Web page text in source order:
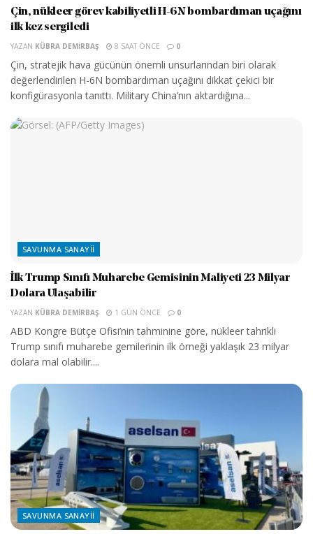
Çin, nükleer görev kabiliyetli H-6N bombardıman uçağını
ilk kez sergiledi
YAZAN KÜBRA DEMIRBAŞ 8 SAAT ÖNCE 0
Çin, stratejik hava gücünün önemli unsurlarından biri olarak
değerlendirilen H-6N bombardıman uçağını dikkat çekici bir
konfigürasyonla tanıttı. Military China’nın aktardığına...
SAVUNMA SANAYII
İlk Trump Sınıfı Muharebe Gemisinin Maliyeti 23 Milyar
Dolara Ulaşabilir
YAZAN KÜBRA DEMIRBAŞ 1 GÜN ÖNCE 0
ABD Kongre Bütçe Ofisi’nin tahminine göre, nükleer tahrikli
Trump sınıfı muharebe gemilerinin ilk örneği yaklaşık 23 milyar
dolara mal olabilir....
SAVUNMA SANAYII